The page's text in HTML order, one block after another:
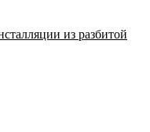
из разбитой